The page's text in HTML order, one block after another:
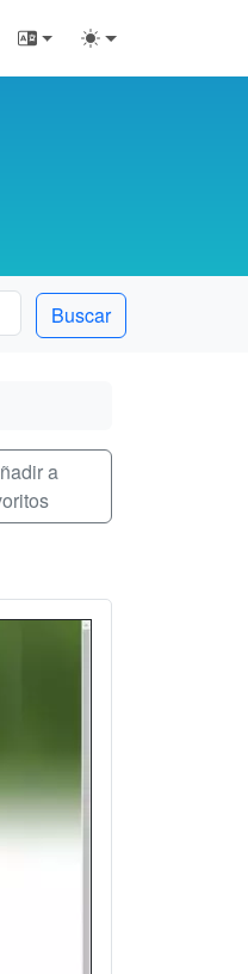
Buscar
a